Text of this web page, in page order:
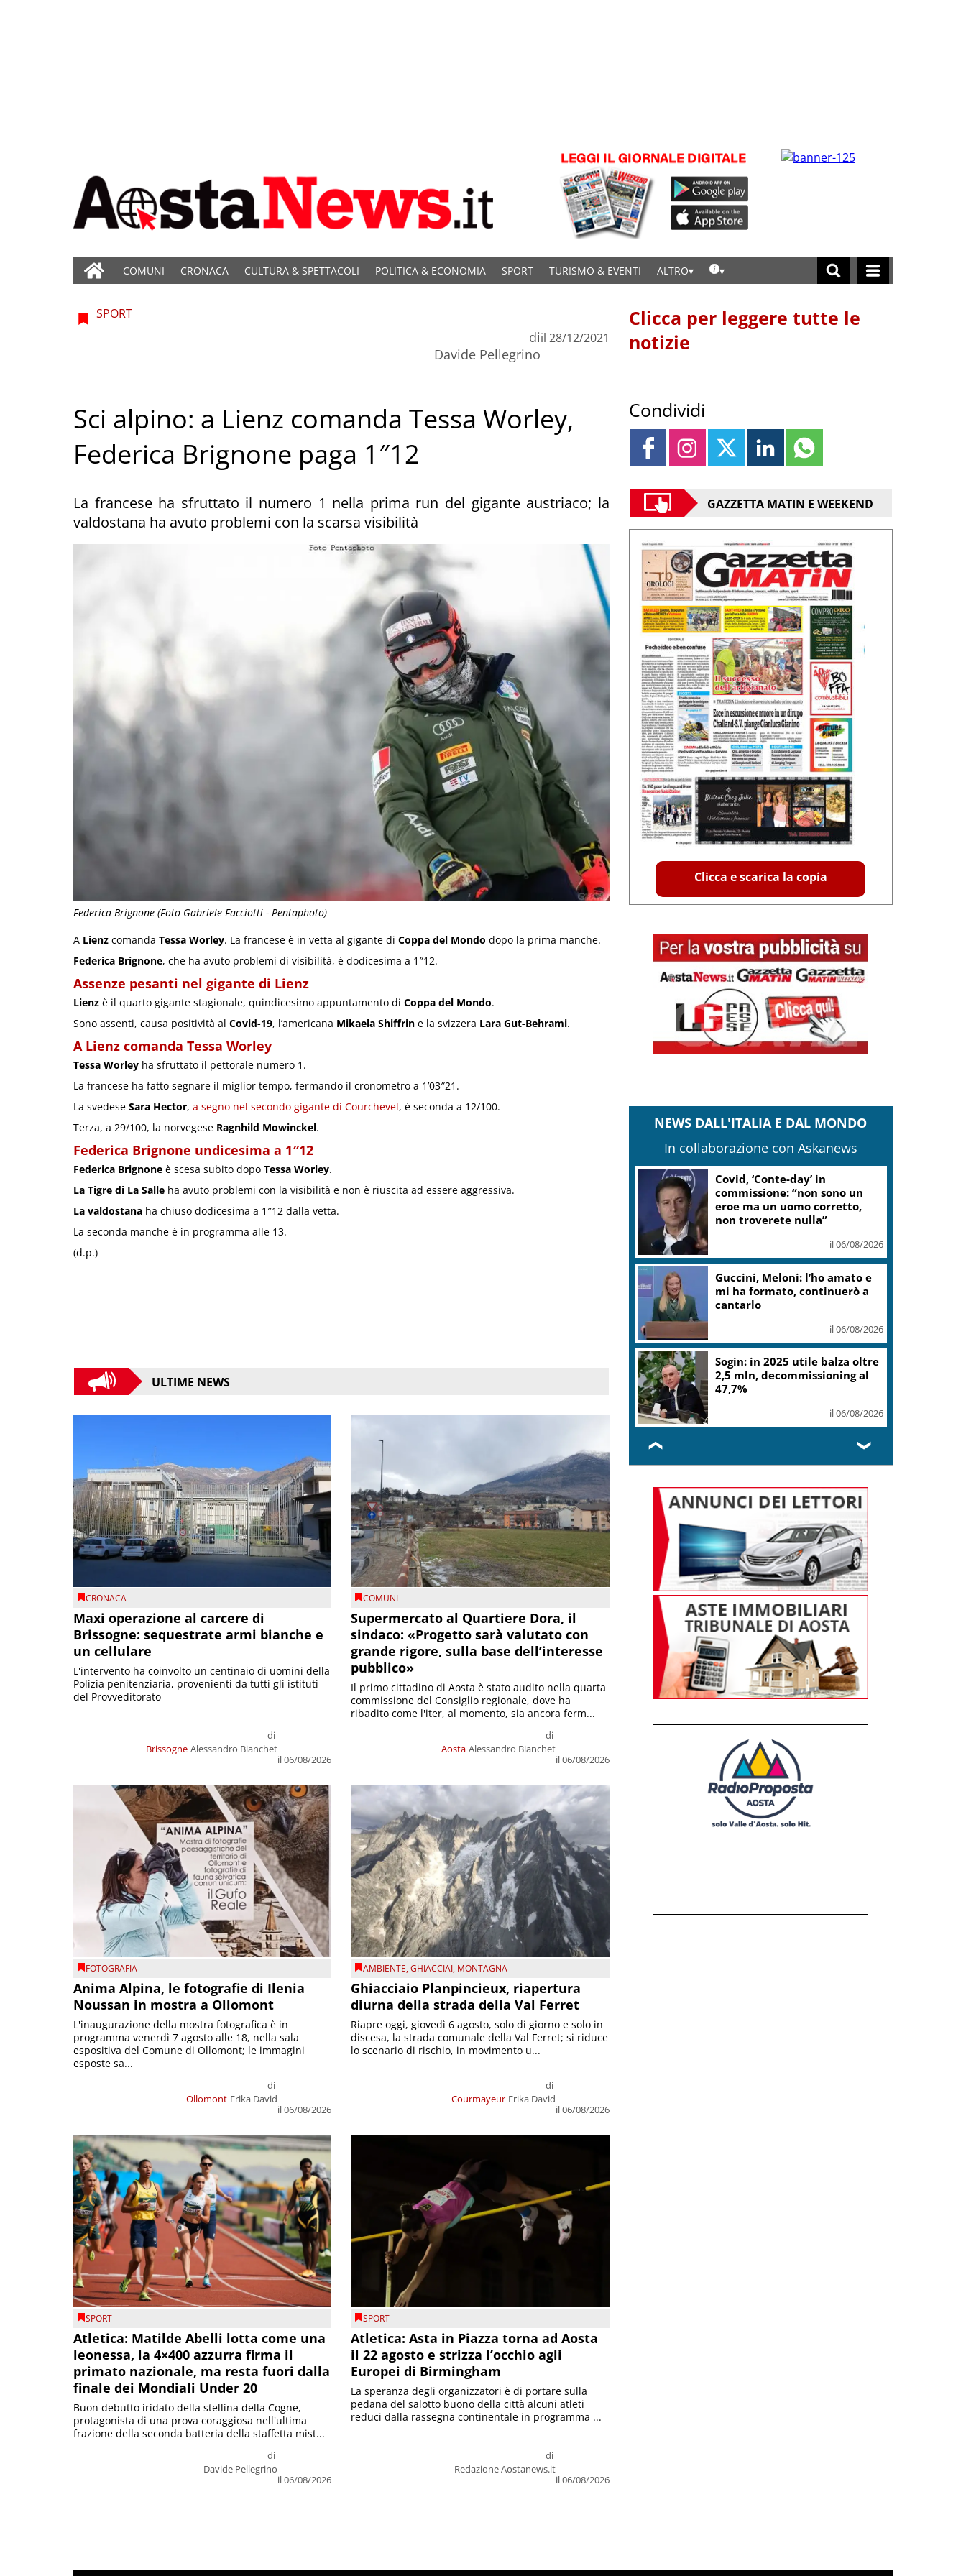
COMUNI CRONACA CULTURA & SPETTACOLI POLITICA & ECONOMIA SPORT TURISMO & EVENTI ALTRO
Federica Brignone (Foto Gabriele Facciotti - Pentaphoto)
SPORT
di
Davide Pellegrino
il 28/12/2021
Sci alpino: a Lienz comanda Tessa Worley,
Federica Brignone paga 1″12
La francese ha sfruttato il numero 1 nella prima run del gigante austriaco; la
valdostana ha avuto problemi con la scarsa visibilità
A Lienz comanda Tessa Worley. La francese è in vetta al gigante di Coppa del Mondo dopo la prima manche.
Federica Brignone, che ha avuto problemi di visibilità, è dodicesima a 1″12.
Assenze pesanti nel gigante di Lienz
Lienz è il quarto gigante stagionale, quindicesimo appuntamento di Coppa del Mondo.
Sono assenti, causa positività al Covid-19, l’americana Mikaela Shiffrin e la svizzera Lara Gut-Behrami.
A Lienz comanda Tessa Worley
Tessa Worley ha sfruttato il pettorale numero 1.
La francese ha fatto segnare il miglior tempo, fermando il cronometro a 1’03″21.
La svedese Sara Hector, a segno nel secondo gigante di Courchevel, è seconda a 12/100.
Terza, a 29/100, la norvegese Ragnhild Mowinckel.
Federica Brignone undicesima a 1″12
Federica Brignone è scesa subito dopo Tessa Worley.
La Tigre di La Salle ha avuto problemi con la visibilità e non è riuscita ad essere aggressiva.
La valdostana ha chiuso dodicesima a 1″12 dalla vetta.
La seconda manche è in programma alle 13.
(d.p.)
ULTIME NEWS
CRONACA
Maxi operazione al carcere di
Brissogne: sequestrate armi bianche e
un cellulare
Brissogne
di
Alessandro Bianchet
il 06/08/2026
L'intervento ha coinvolto un centinaio di uomini della
Polizia penitenziaria, provenienti da tutti gli istituti
del Provveditorato
COMUNI
Supermercato al Quartiere Dora, il
sindaco: «Progetto sarà valutato con
grande rigore, sulla base dell’interesse
pubblico»
Aosta
di
Alessandro Bianchet
il 06/08/2026
Il primo cittadino di Aosta è stato audito nella quarta
commissione del Consiglio regionale, dove ha
ribadito come l'iter, al momento, sia ancora ferm...
FOTOGRAFIA
Anima Alpina, le fotografie di Ilenia
Noussan in mostra a Ollomont
Ollomont
di
Erika David
il 06/08/2026
L'inaugurazione della mostra fotografica è in
programma venerdì 7 agosto alle 18, nella sala
espositiva del Comune di Ollomont; le immagini
esposte sa...
AMBIENTE,GHIACCIAI, MONTAGNA
Ghiacciaio Planpincieux, riapertura
diurna della strada della Val Ferret
Courmayeur
di
Erika David
il 06/08/2026
Riapre oggi, giovedì 6 agosto, solo di giorno e solo in
discesa, la strada comunale della Val Ferret; si riduce
lo scenario di rischio, in movimento u...
SPORT
Atletica: Matilde Abelli lotta come una
leonessa, la 4×400 azzurra firma il
primato nazionale, ma resta fuori dalla
finale dei Mondiali Under 20
di
Davide Pellegrino
il 06/08/2026
Buon debutto iridato della stellina della Cogne,
protagonista di una prova coraggiosa nell'ultima
frazione della seconda batteria della staffetta mist...
SPORT
Atletica: Asta in Piazza torna ad Aosta
il 22 agosto e strizza l’occhio agli
Europei di Birmingham
di
Redazione Aostanews.it
il 06/08/2026
La speranza degli organizzatori è di portare sulla
pedana del salotto buono della città alcuni atleti
reduci dalla rassegna continentale in programma ...
Clicca per leggere tutte le
notizie
Condividi
GAZZETTA MATIN E WEEKEND
Clicca e scarica la copia
NEWS DALL'ITALIA E DAL MONDO
In collaborazione con Askanews
Covid, ‘Conte-day’ in
commissione: “non sono un
eroe ma un uomo corretto,
non troverete nulla”
il 06/08/2026
Guccini, Meloni: l’ho amato e
mi ha formato, continuerò a
cantarlo
il 06/08/2026
Sogin: in 2025 utile balza oltre
2,5 mln, decommissioning al
47,7%
il 06/08/2026
❮ ❯